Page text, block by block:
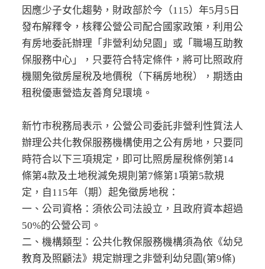
因應少子女化趨勢，財政部於今（115）年5月5日
發布解釋令，核釋公營公司配合國家政策，利用公
有房地委託辦理「非營利幼兒園」或「職場互助教
保服務中心」，只要符合特定條件，將可比照政府
機關免徵房屋稅及地價稅（下稱房地稅），期透由
租稅優惠營造友善育兒環境。
新竹市稅務局表示，公營公司委託非營利性質法人
辦理公共化教保服務機構使用之公有房地，只要同
時符合以下三項規定，即可比照房屋稅條例第14
條第4款及土地稅減免規則第7條第1項第5款規
定，自115年（期）起免徵房地稅：
一、公司資格：須依公司法設立，且政府資本超過
50%的公營公司。
二、機構類型：公共化教保服務機構須為依《幼兒
教育及照顧法》規定辦理之非營利幼兒園(第9條)